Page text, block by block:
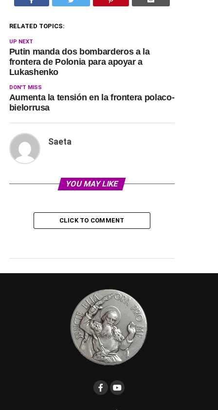
RELATED TOPICS:
UP NEXT
Putin manda dos bombarderos a la
frontera de Polonia para apoyar a
Lukashenko
DON'T MISS
Aumenta la tensión en la frontera polaco-
bielorrusa
Saeta
YOU MAY LIKE
CLICK TO COMMENT